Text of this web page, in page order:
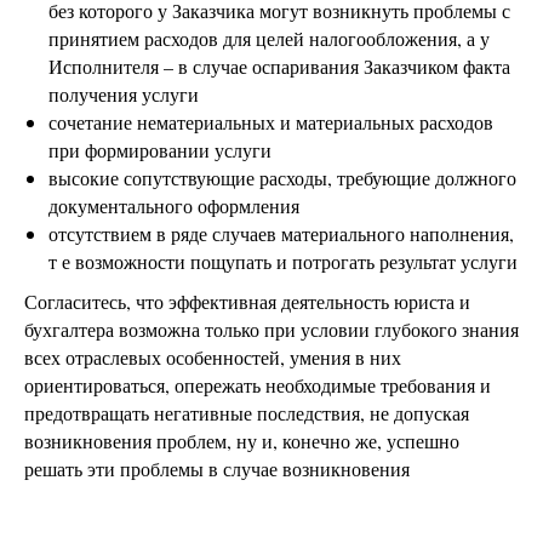
без которого у Заказчика могут возникнуть проблемы с
принятием расходов для целей налогообложения, а у
Исполнителя – в случае оспаривания Заказчиком факта
получения услуги
сочетание нематериальных и материальных расходов
при формировании услуги
высокие сопутствующие расходы, требующие должного
документального оформления
отсутствием в ряде случаев материального наполнения,
т е возможности пощупать и потрогать результат услуги
Согласитесь, что эффективная деятельность юриста и
бухгалтера возможна только при условии глубокого знания
всех отраслевых особенностей, умения в них
ориентироваться, опережать необходимые требования и
предотвращать негативные последствия, не допуская
возникновения проблем, ну и, конечно же, успешно
решать эти проблемы в случае возникновения